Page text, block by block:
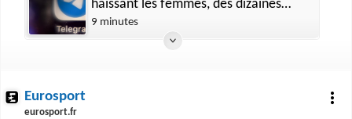
haïssant les femmes, des dizaines
d’hommes bientôt jugés
9 minutes
Eurosport
eurosport.fr